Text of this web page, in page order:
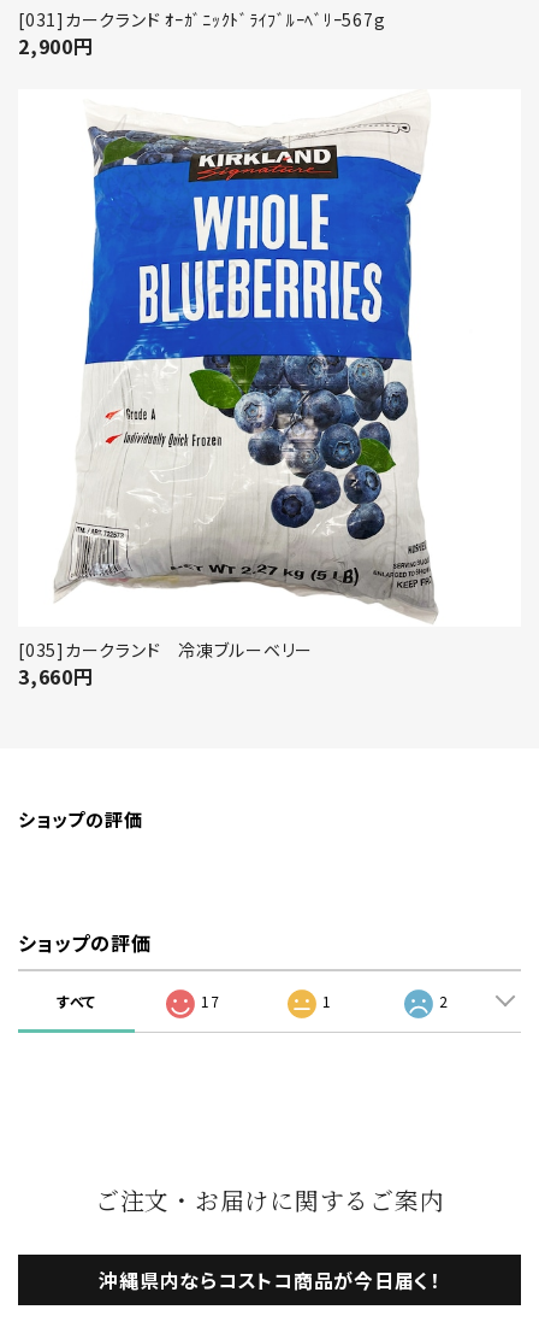
[031]カークランド ｵｰｶﾞﾆｯｸﾄﾞﾗｲﾌﾞﾙｰﾍﾞﾘｰ567g
2,900円
[035]カークランド 冷凍ブルーベリー
3,660円
ショップの評価
ショップの評価
すべて 17 1 2
ご注文・お届けに関するご案内
沖縄県内ならコストコ商品が今日届く！